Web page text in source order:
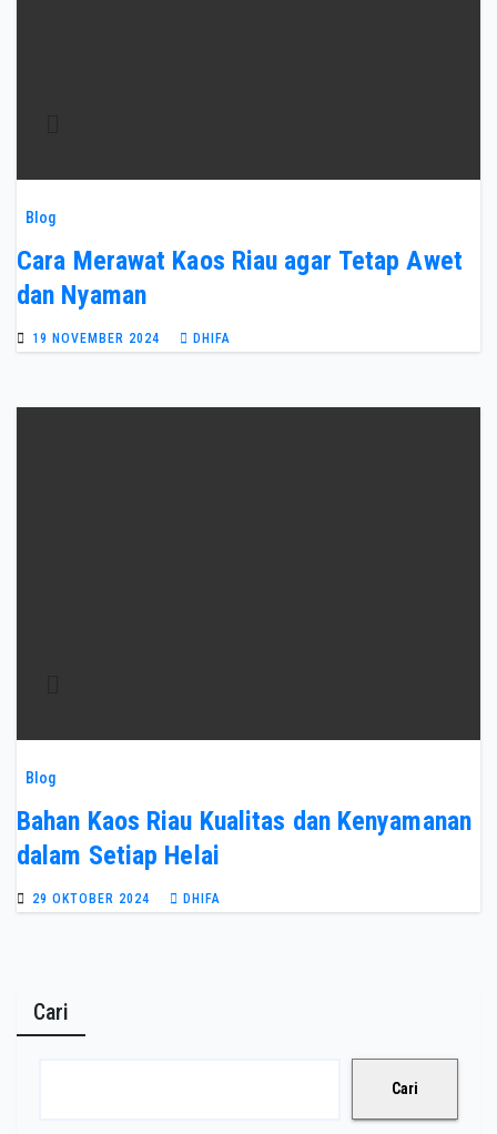
Blog
Cara Merawat Kaos Riau agar Tetap Awet
dan Nyaman
19 NOVEMBER 2024 DHIFA
Blog
Bahan Kaos Riau Kualitas dan Kenyamanan
dalam Setiap Helai
29 OKTOBER 2024 DHIFA
Cari
Cari